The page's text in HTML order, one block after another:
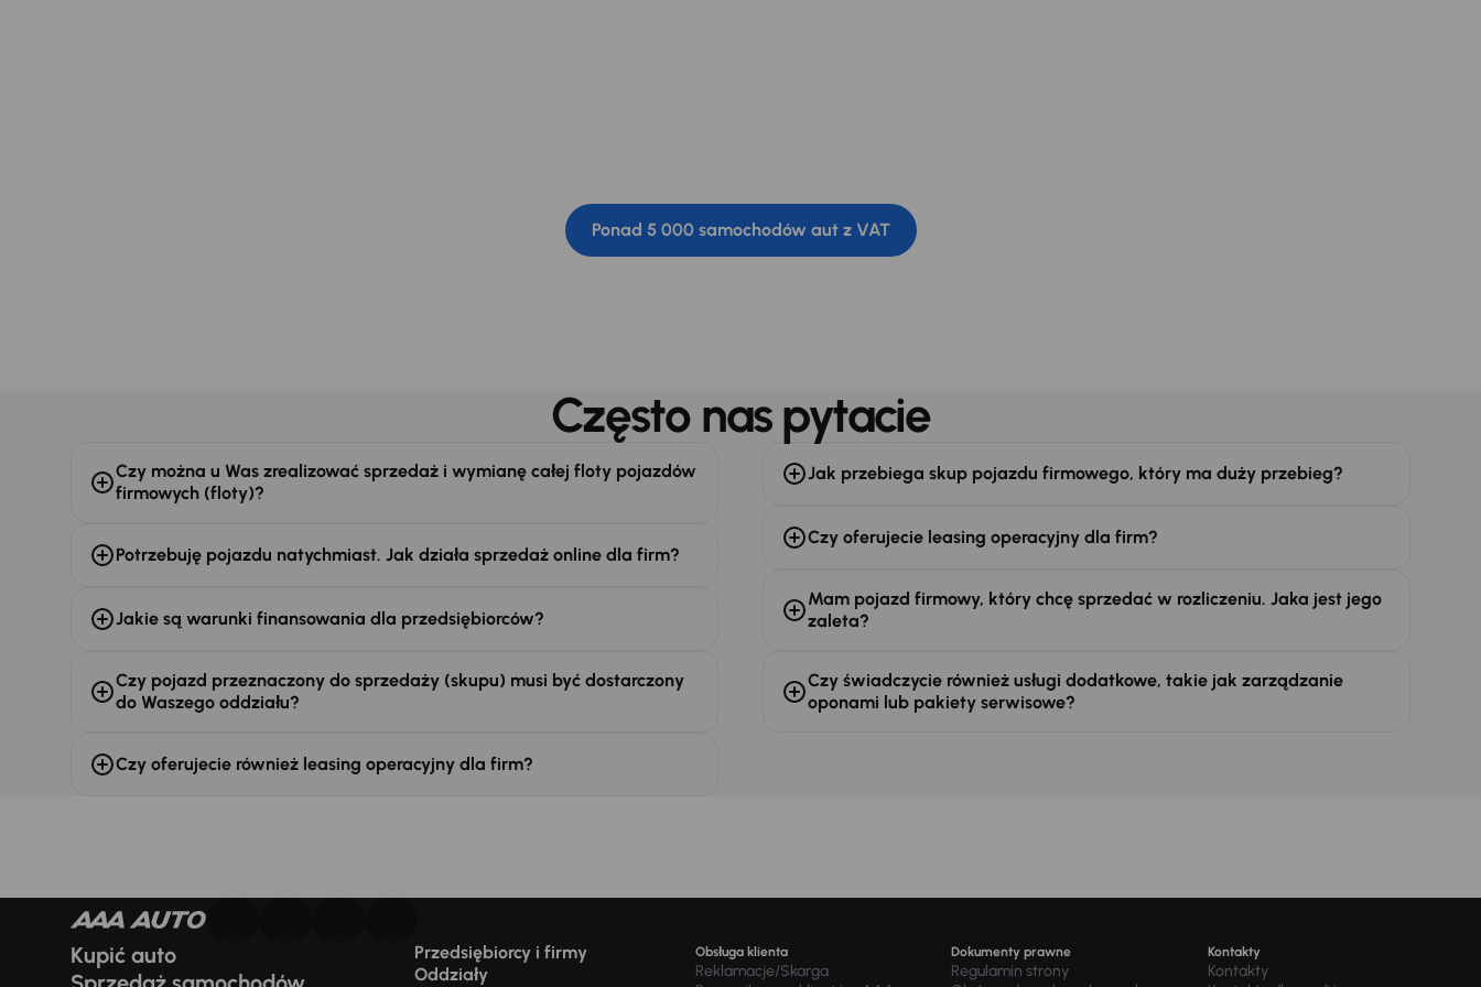
Ponad 5 000 samochodów aut z VAT
Często nas pytacie
Czy można u Was zrealizować sprzedaż i wymianę całej floty pojazdów
firmowych (floty)?
Potrzebuję pojazdu natychmiast. Jak działa sprzedaż online dla firm?
Jakie są warunki finansowania dla przedsiębiorców?
Czy pojazd przeznaczony do sprzedaży (skupu) musi być dostarczony
do Waszego oddziału?
Czy oferujecie również leasing operacyjny dla firm?
Jak przebiega skup pojazdu firmowego, który ma duży przebieg?
Czy oferujecie leasing operacyjny dla firm?
Mam pojazd firmowy, który chcę sprzedać w rozliczeniu. Jaka jest jego
zaleta?
Czy świadczycie również usługi dodatkowe, takie jak zarządzanie
oponami lub pakiety serwisowe?
Kupić auto
Przedsiębiorcy i firmy
Oddziały
Obsługa klienta
Reklamacje/Skarga
Dokumenty prawne
Regulamin strony
Kontakty
Kontakty